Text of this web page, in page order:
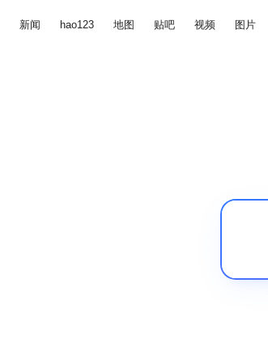
新闻 hao123 地图 贴吧 视频 图片